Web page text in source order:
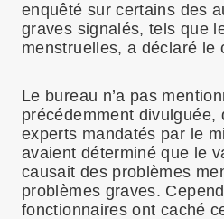
enquêté sur certains des
graves signalés, tels que
menstruelles, a déclaré le
Le bureau n’a pas
précédemment divulguée,
experts mandatés par le
avaient déterminé que le
causait des problèmes
problèmes graves.
fonctionnaires ont caché